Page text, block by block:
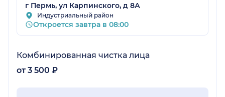
г Пермь, ул Карпинского, д 8А
Индустриальный район
Откроется завтра в 08:00
Комбинированная чистка лица
от 3 500 ₽